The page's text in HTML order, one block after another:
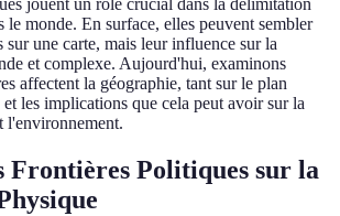
jouent un rôle crucial dans la délimitation
le monde. En surface, elles peuvent sembler
sur une carte, mais leur influence sur la
et complexe. Aujourd'hui, examinons
affectent la géographie, tant sur le plan
les implications que cela peut avoir sur la
l'environnement.
Frontières Politiques sur la